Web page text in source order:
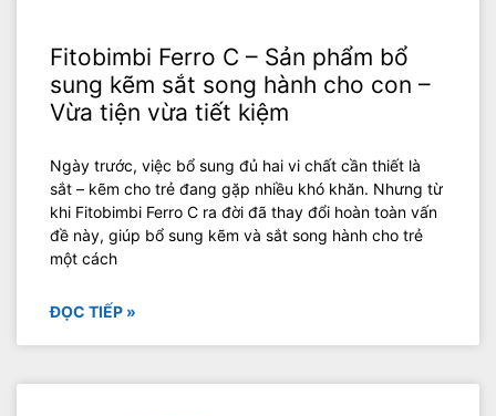
Fitobimbi Ferro C – Sản phẩm bổ
sung kẽm sắt song hành cho con –
Vừa tiện vừa tiết kiệm
Ngày trước, việc bổ sung đủ hai vi chất cần thiết là
sắt – kẽm cho trẻ đang gặp nhiều khó khăn. Nhưng từ
khi Fitobimbi Ferro C ra đời đã thay đổi hoàn toàn vấn
đề này, giúp bổ sung kẽm và sắt song hành cho trẻ
một cách
ĐỌC TIẾP »